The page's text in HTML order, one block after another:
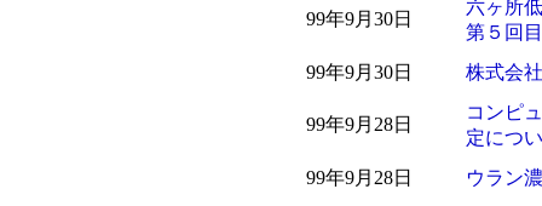
99年9月30日
六ヶ所
第５回
99年9月30日
株式会
99年9月28日
コンピ
定につ
99年9月28日
ウラン